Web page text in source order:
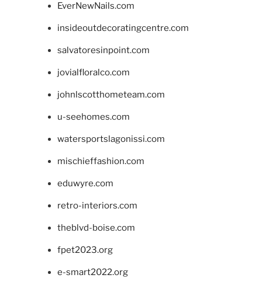
EverNewNails.com
insideoutdecoratingcentre.com
salvatoresinpoint.com
jovialfloralco.com
johnlscotthometeam.com
u-seehomes.com
watersportslagonissi.com
mischieffashion.com
eduwyre.com
retro-interiors.com
theblvd-boise.com
fpet2023.org
e-smart2022.org